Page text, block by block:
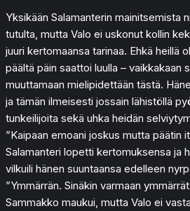
Yksikään Salamanterin mainitsemista
tutulta, mutta Valo ei uskonut kollin
juuri kertomaansa tarinaa. Ehkä heillä
päältä päin saattoi luulla – vaikkakaan
muuttamaan mielipidettään tästä.
ja tämän ilmeisesti jossain lähistöllä
tunkeilijoita sekä uhka heidän
”Kaipaan emoani joskus mutta päätin
Salamanteri lopetti kertomuksensa ja
vilkuili hänen suuntaansa edelleen
”Ymmärrän. Sinäkin varmaan
Sammakko maukui, mutta Valo ei